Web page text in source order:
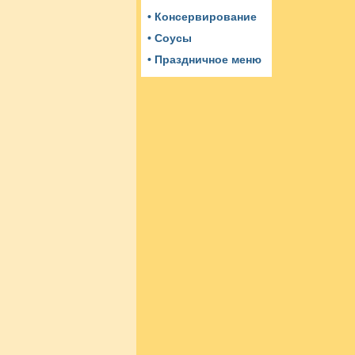
• Консервирование
• Соусы
• Праздничное меню